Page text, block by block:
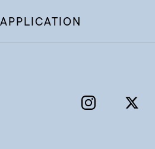
APPLICATION